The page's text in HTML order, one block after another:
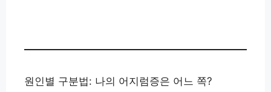
원인별 구분법: 나의 어지럼증은 어느 쪽?